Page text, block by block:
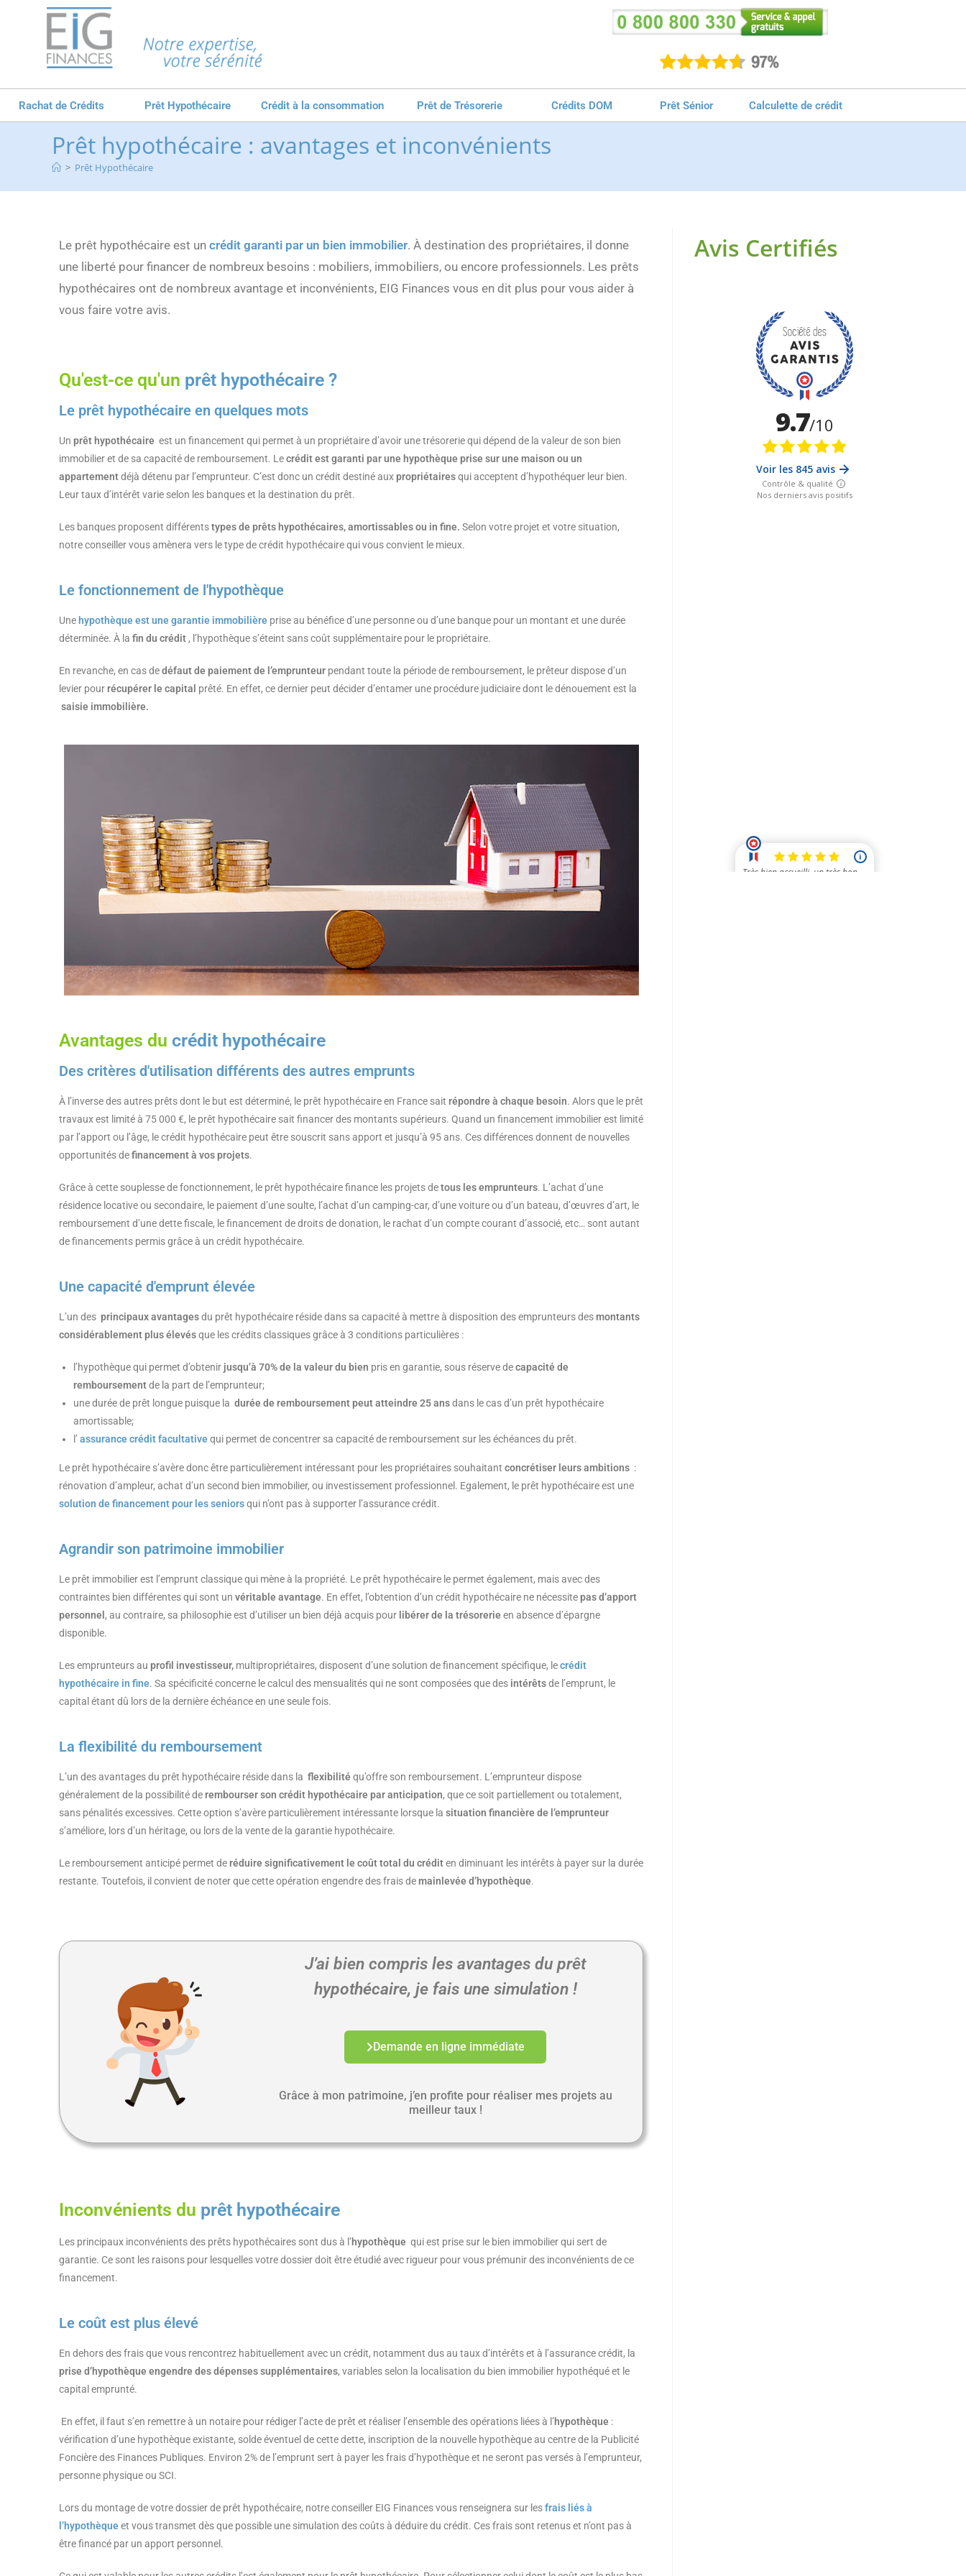
Rachat de Crédits Prêt Hypothécaire Crédit à la consommation Prêt de Trésorerie Crédits DOM Prêt Sénior Calculette de crédit
Prêt hypothécaire : avantages et inconvénients
> Prêt Hypothécaire
Le prêt hypothécaire est un crédit garanti par un bien immobilier. À destination des propriétaires, il donne
une liberté pour financer de nombreux besoins : mobiliers, immobiliers, ou encore professionnels. Les prêts
hypothécaires ont de nombreux avantage et inconvénients, EIG Finances vous en dit plus pour vous aider à
vous faire votre avis.
Qu'est-ce qu'un prêt hypothécaire ?
Le prêt hypothécaire en quelques mots
Un prêt hypothécaire est un financement qui permet à un propriétaire d’avoir une trésorerie qui dépend de la valeur de son bien
immobilier et de sa capacité de remboursement. Lecrédit est garanti par une hypothèque prise sur une maison ou un
appartementdéjà détenu par l’emprunteur. C’est donc un crédit destiné auxpropriétairesqui acceptent d’hypothéquer leur bien.
Leur taux d’intérêt varie selon les banques et la destination du prêt.
Les banques proposent différentstypes de prêts hypothécaires, amortissables ou in fine. Selon votre projet et votre situation,
notre conseiller vous amènera vers le type de crédit hypothécaire qui vous convient le mieux.
Le fonctionnement de l'hypothèque
Une hypothèque est une garantie immobilière prise au bénéfice d’une personne ou d’une banque pour un montant et une durée
déterminée. À la fin du crédit , l’hypothèque s’éteint sans coût supplémentaire pour le propriétaire.
En revanche, en cas dedéfaut de paiement de l’emprunteur pendant toute la période de remboursement, le prêteur dispose d’un
levier pourrécupérer le capital prêté. En effet, ce dernier peut décider d’entamer une procédure judiciaire dont le dénouement est la
saisie immobilière.
Avantages du crédit hypothécaire
Des critères d'utilisation différents des autres emprunts
À l’inverse des autres prêts dont le but est déterminé, le prêt hypothécaire en France sait répondre à chaque besoin. Alors que le prêt
travaux est limité à 75 000 €, le prêt hypothécaire sait financer des montants supérieurs. Quand un financement immobilier est limité
par l’apport ou l’âge, le crédit hypothécaire peut être souscrit sans apport et jusqu’à 95 ans. Ces différences donnent de nouvelles
opportunités definancement à vos projets.
Grâce à cette souplesse de fonctionnement, le prêt hypothécaire finance les projets detous les emprunteurs. L’achat d’une
résidence locative ou secondaire, le paiement d’une soulte, l’achat d’un camping-car, d’une voiture ou d’un bateau, d’œuvres d’art, le
remboursement d’une dette fiscale, le financement de droits de donation, le rachat d’un compte courant d’associé, etc… sont autant
de financements permis grâce à un crédit hypothécaire.
Une capacité d'emprunt élevée
L’un des principaux avantagesdu prêt hypothécaire réside dans sa capacité à mettre à disposition des emprunteurs desmontants
considérablement plus élevésque les crédits classiques grâce à 3 conditions particulières :
l’hypothèque qui permet d’obtenir jusqu’à 70% de la valeur du bien pris en garantie, sous réserve decapacité de
remboursementde la part de l’emprunteur;
une durée de prêt longue puisque la durée de remboursement peut atteindre 25 ansdans le cas d’un prêt hypothécaire
amortissable;
l’assurance crédit facultative qui permet de concentrer sa capacité de remboursement sur les échéances du prêt.
Le prêt hypothécaire s’avère donc être particulièrement intéressant pour les propriétaires souhaitant concrétiser leurs ambitions :
rénovation d’ampleur, achat d’un second bien immobilier, ou investissement professionnel. Egalement, le prêt hypothécaire est une
solution de financement pour les seniorsqui n’ont pas à supporter l’assurance crédit.
Agrandir son patrimoine immobilier
Le prêt immobilier est l’emprunt classique qui mène à la propriété. Le prêt hypothécaire le permet également, mais avec des
contraintes bien différentes qui sont un véritable avantage. En effet, l’obtention d’un crédit hypothécaire ne nécessitepas d’apport
personnel , au contraire, sa philosophie est d’utiliser un bien déjà acquis pour libérer de la trésorerie en absence d’épargne
disponible.
Les emprunteurs au profil investisseur, multipropriétaires, disposent d’une solution de financement spécifique, lecrédit
hypothécaire in fine. Sa spécificité concerne le calcul des mensualités qui ne sont composées que des intérêtsde l’emprunt, le
capital étant dû lors de la dernière échéance en une seule fois.
La flexibilité du remboursement
L’un des avantages du prêt hypothécaire réside dans la flexibilité qu’offre son remboursement. L’emprunteur dispose
généralement de la possibilité derembourser son crédit hypothécaire par anticipation, que ce soit partiellement ou totalement,
sans pénalités excessives. Cette option s’avère particulièrement intéressante lorsque la situation financière de l’emprunteur
s’améliore, lors d’un héritage, ou lors de la vente de la garantie hypothécaire.
Le remboursement anticipé permet deréduire significativement le coût total du créditen diminuant les intérêts à payer sur la durée
restante. Toutefois, il convient de noter que cette opération engendre des frais demainlevée d’hypothèque.
J’ai bien compris les avantages du prêt
hypothécaire, je fais une simulation !
Demande en ligne immédiate
Grâce à mon patrimoine, j’en profite pour réaliser mes projets au
meilleur taux !
Inconvénients du prêt hypothécaire
Les principaux inconvénients des prêts hypothécaires sont dus à l’hypothèque qui est prise sur le bien immobilier qui sert de
garantie. Ce sont les raisons pour lesquelles votre dossier doit être étudié avec rigueur pour vous prémunir des inconvénients de ce
financement.
Le coût est plus élevé
En dehors des frais que vous rencontrez habituellement avec un crédit, notamment dus au taux d’intérêts et à l’assurance crédit, la
prise d’hypothèque engendre des dépenses supplémentaires, variables selon la localisation du bien immobilier hypothéqué et le
capital emprunté.
En effet, il faut s’en remettre à un notaire pour rédiger l’acte de prêt et réaliser l’ensemble des opérations liées à l’hypothèque :
vérification d’une hypothèque existante, solde éventuel de cette dette, inscription de la nouvelle hypothèque au centre de la Publicité
Foncière des Finances Publiques. Environ 2% de l’emprunt sert à payer les frais d’hypothèque et ne seront pas versés à l’emprunteur,
personne physique ou SCI.
Lors du montage de votre dossier de prêt hypothécaire, notre conseiller EIG Finances vous renseignera sur lesfrais liés à
l’hypothèque et vous transmet dès que possible une simulation des coûts à déduire du crédit. Ces frais sont retenus et n’ont pas à
être financé par un apport personnel.
Avis Certifiés